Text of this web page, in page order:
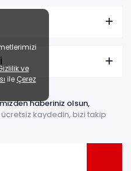
haberiniz olsun,
kaydedin, bizi takip
ve
ile Çerez